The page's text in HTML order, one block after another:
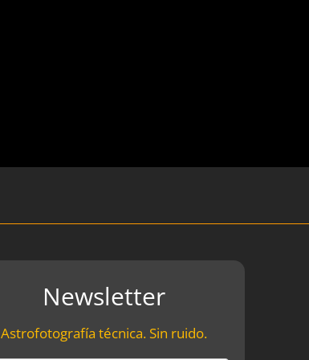
Newsletter
Astrofotografía técnica. Sin ruido.